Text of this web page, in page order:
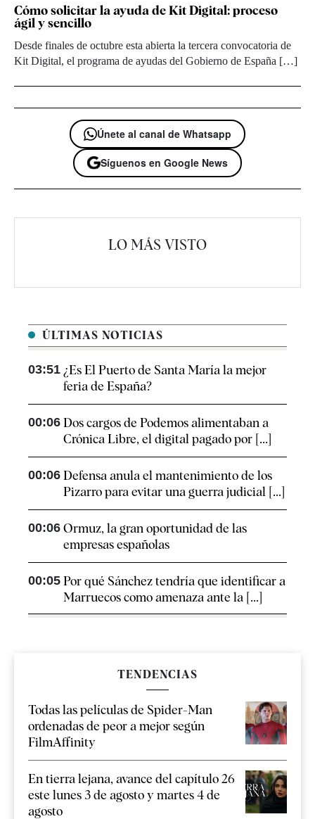
Cómo solicitar la ayuda de Kit Digital: proceso
ágil y sencillo
Desde finales de octubre esta abierta la tercera convocatoria de
Kit Digital, el programa de ayudas del Gobierno de España […]
Únete al canal de Whatsapp
Síguenos en Google News
LO MÁS VISTO
ÚLTIMAS NOTICIAS
03:51 ¿Es El Puerto de Santa María la mejor
feria de España?
00:06 Dos cargos de Podemos alimentaban a
Crónica Libre, el digital pagado por [...]
00:06 Defensa anula el mantenimiento de los
Pizarro para evitar una guerra judicial [...]
00:06 Ormuz, la gran oportunidad de las
empresas españolas
00:05 Por qué Sánchez tendría que identificar a
Marruecos como amenaza ante la [...]
TENDENCIAS
Todas las películas de Spider-Man
ordenadas de peor a mejor según
FilmAffinity
En tierra lejana, avance del capítulo 26
este lunes 3 de agosto y martes 4 de
agosto